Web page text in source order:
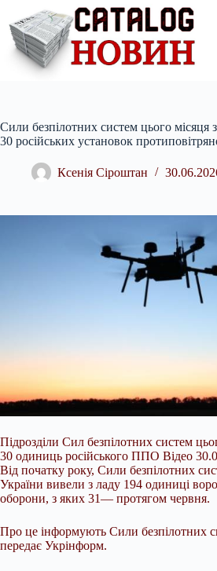
вмісту
Сили безпілотних систем цього
30 російських установок
Ксенія Сіроштан
Підрозділи Сил безпілотних систем
30 одиниць російського ППО Відео
Від початку року, Сили безпілотних
України вивели з ладу 194 одиниці
оборони, з яких 31— протягом червня.
Про це інформують Сили безпілотних
передає Укрінформ.